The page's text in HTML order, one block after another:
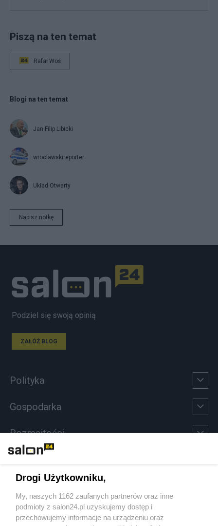
Piszą na ten temat
Rafał Woś
Blogi na ten temat
Jan Filip Libicki
wroclawskireporter
Układ Otwarty
Napisz notkę
Podziel się swoją opinią
ZAŁÓŻ BLOG
Polityka
Gospodarka
Rozmaitości
Sport
Społeczeństwo
Drogi Użytkowniku,
My, naszych 1162 zaufanych partnerów oraz inne
podmioty z salon24.pl uzyskujemy dostęp i
przechowujemy informacje na urządzeniu oraz